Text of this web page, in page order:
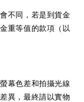
不同，若是到貨金
重等值的款項（以
幕色差和拍攝光線
異，最終請以實物